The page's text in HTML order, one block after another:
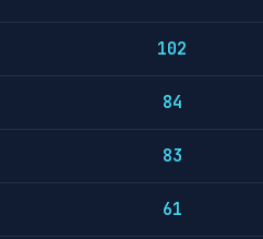
102
84
83
61